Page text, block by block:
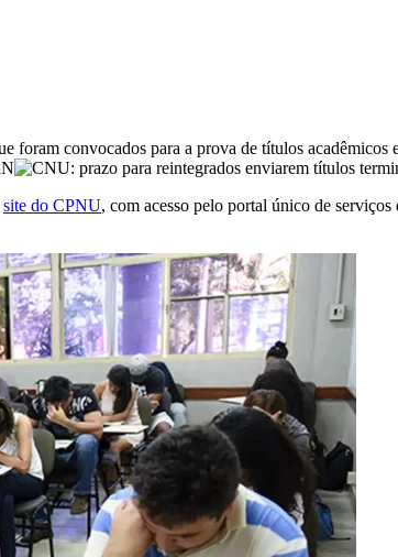
convocados para a prova de títulos acadêmicos
site do CPNU, com acesso pelo portal único de